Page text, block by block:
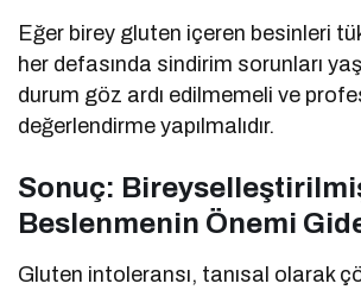
Eğer birey gluten içeren besinleri
her defasında sindirim sorunları
durum göz ardı edilmemeli ve
değerlendirme yapılmalıdır.
Sonuç:
Beslenmenin Önemi
Gluten intoleransı, tanısal olarak